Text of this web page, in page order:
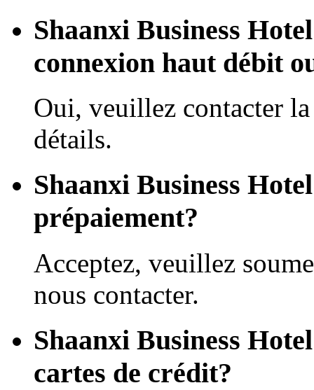
Shaanxi Business
connexion haut débit
Oui, veuillez contacter
détails.
Shaanxi Business
prépaiement?
Acceptez, veuillez
nous contacter.
Shaanxi Business
cartes de crédit?